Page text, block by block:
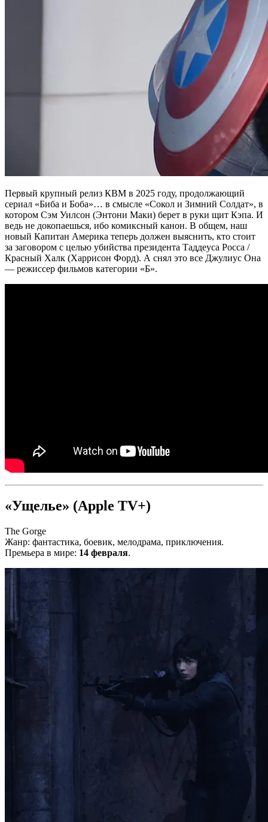
Первый крупный релиз КВМ в 2025 году, продолжающий
сериал «Биба и Боба»… в смысле «Сокол и Зимний Солдат», в
котором Сэм Уилсон (Энтони Маки) берет в руки щит Кэпа. И
ведь не докопаешься, ибо комиксный канон. В общем, наш
новый Капитан Америка теперь должен выяснить, кто стоит
за заговором с целью убийства президента Таддеуса Росса /
Красный Халк (Харрисон Форд). А снял это все Джулиус Она
— режиссер фильмов категории «Б».
«Ущелье» (Apple TV+)
The Gorge
Жанр: фантастика, боевик, мелодрама, приключения.
Премьера в мире: 14 февраля.